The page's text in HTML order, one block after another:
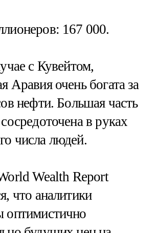
: 167 000.
с Кувейтом,
Аравия очень богата за
нефти. Большая часть
сосредоточена в руках
числа людей.
Wealth Report
что аналитики
оптимистично